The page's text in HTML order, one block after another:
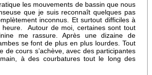
les mouvements de bassin que nous
que je suis reconnaît quelques pas
inconnus. Et surtout difficiles à
Autour de moi, certaines sont tout
me rassure. Après une dizaine de
se font de plus en plus lourdes. Tout
de cours s’achève, avec des participantes
à des courbatures tout le long des